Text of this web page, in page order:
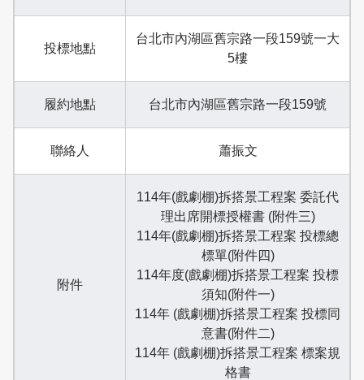
投標地點
台北市內湖區舊宗路一段159號一大
5樓
履約地點 台北市內湖區舊宗路一段159號
聯絡人 蕭振文
附件
114年(戲劇棚)拆搭景工程案 委託代
理出席開標授權書 (附件三)
114年(戲劇棚)拆搭景工程案 投標總
標單(附件四)
114年度(戲劇棚)拆搭景工程案 投標
須知(附件一)
114年 (戲劇棚)拆搭景工程案 投標同
意書(附件二)
114年 (戲劇棚)拆搭景工程案 標案規
格書